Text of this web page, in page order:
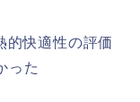
的快適性の評価
った